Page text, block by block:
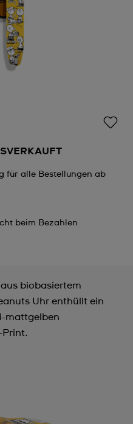
für alle Bestellungen ab
beim Bezahlen
biobasiertem
Uhr enthüllt ein
mattgelben
Print.